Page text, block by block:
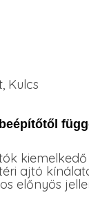
Kulcs
ajtó
előnyös